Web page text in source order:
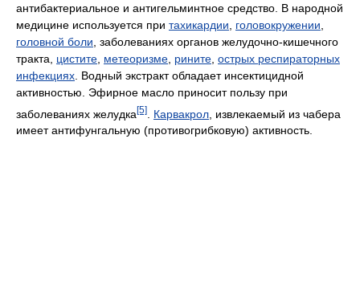
антибактериальное и антигельминтное средство. В народной
медицине используется при тахикардии головокружении
головной боли , заболеваниях органов желудочно-кишечного
тракта, цистите метеоризме рините острых респираторных
инфекциях . Водный экстракт обладает инсектицидной
активностью. Эфирное масло приносит пользу при
заболеваниях желудка[5] Карвакрол , извлекаемый из чабера
имеет антифунгальную (противогрибковую) активность.